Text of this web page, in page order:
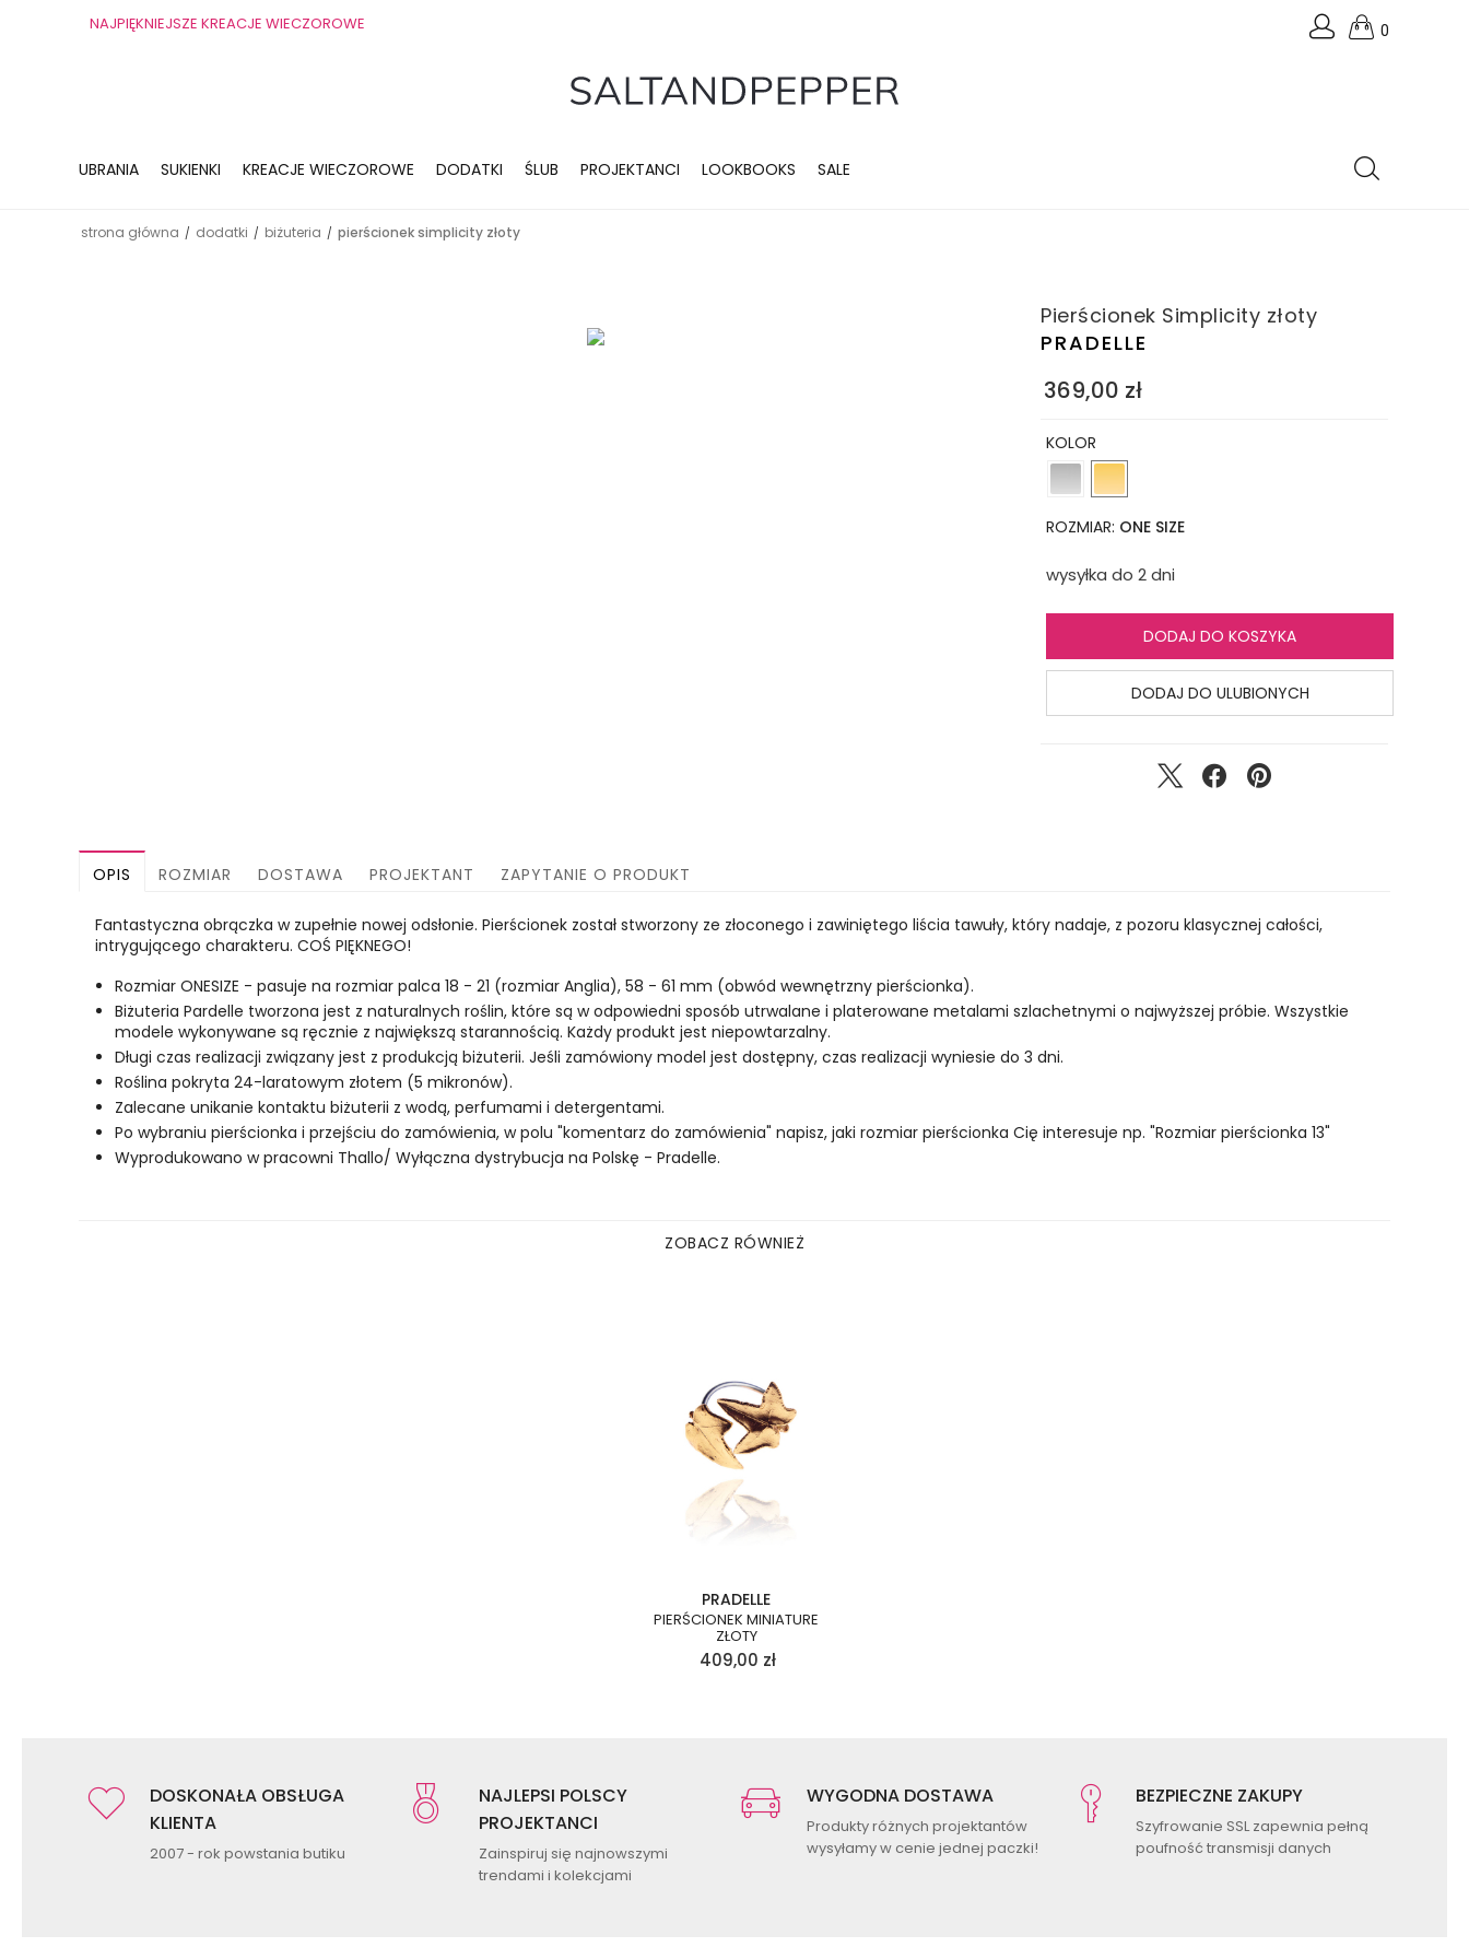
NAJPIĘKNIEJSZE KREACJE WIECZOROWE 0
UBRANIA SUKIENKI KREACJE WIECZOROWE DODATKI ŚLUB PROJEKTANCI LOOKBOOKS SALE
strona główna / dodatki / biżuteria / pierścionek simplicity złoty
Pierścionek Simplicity złoty
PRADELLE
369,00 zł
KOLOR
ROZMIAR: ONE SIZE
wysyłka do 2 dni
DODAJ DO KOSZYKA
DODAJ DO ULUBIONYCH
OPIS ROZMIAR DOSTAWA PROJEKTANT ZAPYTANIE O PRODUKT
Fantastyczna obrączka w zupełnie nowej odsłonie. Pierścionek został stworzony ze złoconego i zawiniętego liścia tawuły, który nadaje, z pozoru klasycznej całości,
intrygującego charakteru. COŚ PIĘKNEGO!
Rozmiar ONESIZE - pasuje na rozmiar palca 18 - 21 (rozmiar Anglia), 58 - 61 mm (obwód wewnętrzny pierścionka).
Biżuteria Pardelle tworzona jest z naturalnych roślin, które są w odpowiedni sposób utrwalane i platerowane metalami szlachetnymi o najwyższej próbie. Wszystkie
modele wykonywane są ręcznie z największą starannością. Każdy produkt jest niepowtarzalny.
Długi czas realizacji związany jest z produkcją biżuterii. Jeśli zamówiony model jest dostępny, czas realizacji wyniesie do 3 dni.
Roślina pokryta 24-laratowym złotem (5 mikronów).
Zalecane unikanie kontaktu biżuterii z wodą, perfumami i detergentami.
Po wybraniu pierścionka i przejściu do zamówienia, w polu "komentarz do zamówienia" napisz, jaki rozmiar pierścionka Cię interesuje np. "Rozmiar pierścionka 13"
Wyprodukowano w pracowni Thallo/ Wyłączna dystrybucja na Polskę - Pradelle.
ZOBACZ RÓWNIEŻ
PRADELLE
PIERŚCIONEK MINIATURE
ZŁOTY
409,00 zł
DOSKONAŁA OBSŁUGA
KLIENTA
2007 - rok powstania butiku
NAJLEPSI POLSCY
PROJEKTANCI
Zainspiruj się najnowszymi
trendami i kolekcjami
WYGODNA DOSTAWA
Produkty różnych projektantów
wysyłamy w cenie jednej paczki!
BEZPIECZNE ZAKUPY
Szyfrowanie SSL zapewnia pełną
poufność transmisji danych